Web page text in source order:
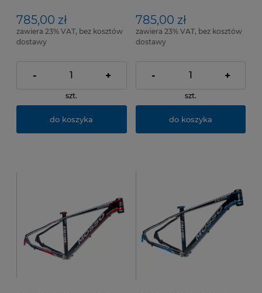
785,00 zł
zawiera 23% VAT, bez kosztów
dostawy
- +
szt.
do koszyka
785,00 zł
zawiera 23% VAT, bez kosztów
dostawy
- +
szt.
do koszyka